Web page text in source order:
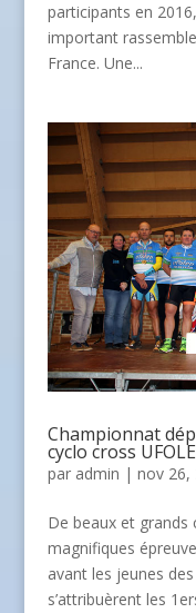
participants en
important
France. Une...
Championnat
cyclo cross
par admin | nov 26,
De beaux et
magnifiques
avant les jeunes
s’attribuèrent les